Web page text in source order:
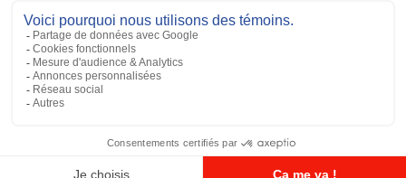
900 MHz Short Whip Antenna 11cm
(896-941MHZ) - FM / UL Approved
Ajouter à la liste